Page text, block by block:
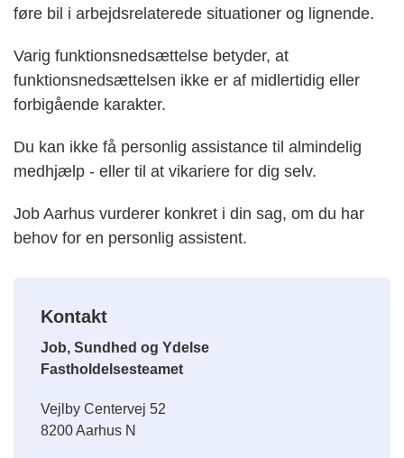
føre bil i arbejdsrelaterede situationer og lignende.
Varig funktionsnedsættelse betyder, at
funktionsnedsættelsen ikke er af midlertidig eller
forbigående karakter.
Du kan ikke få personlig assistance til almindelig
medhjælp - eller til at vikariere for dig selv.
Job Aarhus vurderer konkret i din sag, om du har
behov for en personlig assistent.
Kontakt
Job, Sundhed og Ydelse
Fastholdelsesteamet
Vejlby Centervej 52
8200 Aarhus N